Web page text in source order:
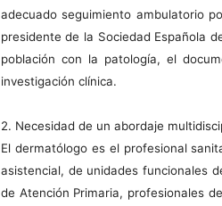
adecuado seguimiento ambulatorio
presidente de la Sociedad Española
población con la patología, el
investigación clínica.
2. Necesidad de un abordaje
El dermatólogo es el profesional
asistencial, de unidades funcionales
de Atención Primaria, profesionales